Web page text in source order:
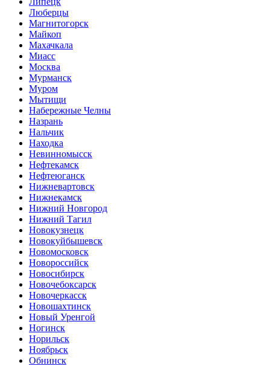
Люберцы
Магнитогорск
Майкоп
Махачкала
Миасс
Москва
Мурманск
Муром
Мытищи
Набережные Челны
Назрань
Нальчик
Находка
Невинномысск
Нефтекамск
Нефтеюганск
Нижневартовск
Нижнекамск
Нижний Новгород
Нижний Тагил
Новокузнецк
Новокуйбышевск
Новомосковск
Новороссийск
Новосибирск
Новочебоксарск
Новочеркасск
Новошахтинск
Новый Уренгой
Ногинск
Норильск
Ноябрьск
Обнинск